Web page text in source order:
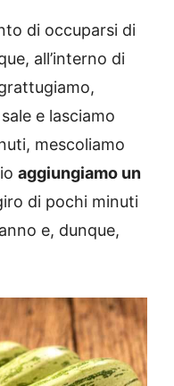
di occuparsi di
all’interno di
e lasciamo
mescoliamo
aggiungiamo un
di pochi minuti
e, dunque,